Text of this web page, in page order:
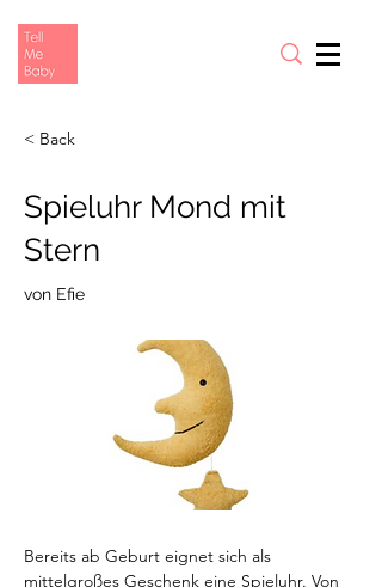
< Back
Spieluhr Mond mit
Stern
von Efie
Bereits ab Geburt eignet sich als
mittelgroßes Geschenk eine Spieluhr. Von